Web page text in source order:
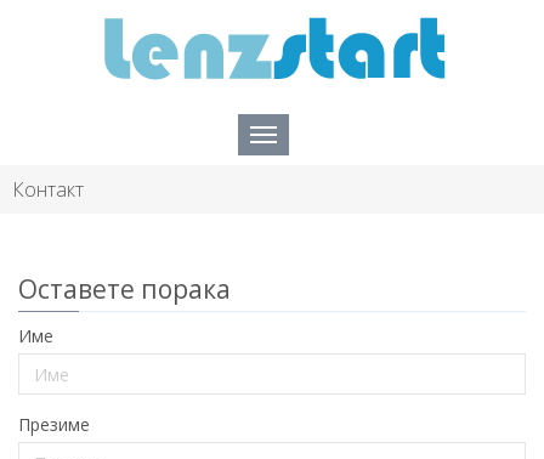
Контакт
Оставете порака
Име
Презиме